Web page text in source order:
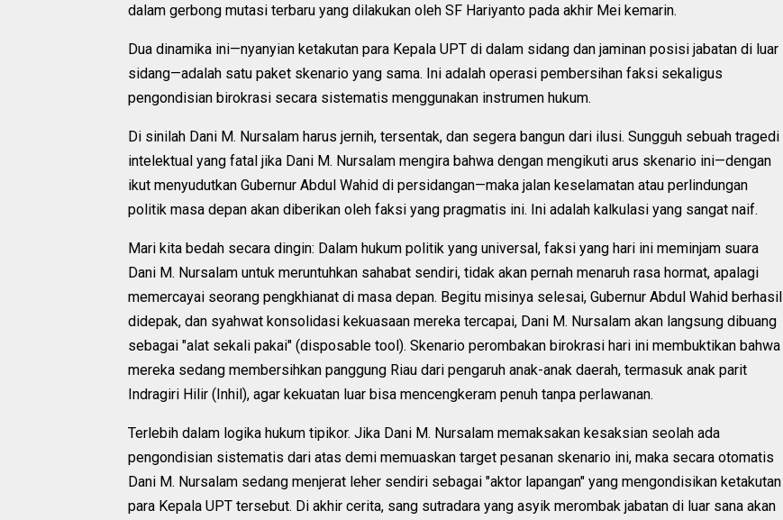
dalam gerbong mutasi terbaru yang dilakukan oleh SF Hariyanto pada akhir Mei kemarin.
Dua dinamika ini—nyanyian ketakutan para Kepala UPT di dalam sidang dan jaminan posisi jabatan di luar
sidang—adalah satu paket skenario yang sama. Ini adalah operasi pembersihan faksi sekaligus
pengondisian birokrasi secara sistematis menggunakan instrumen hukum.
Di sinilah Dani M. Nursalam harus jernih, tersentak, dan segera bangun dari ilusi. Sungguh sebuah tragedi
intelektual yang fatal jika Dani M. Nursalam mengira bahwa dengan mengikuti arus skenario ini—dengan
ikut menyudutkan Gubernur Abdul Wahid di persidangan—maka jalan keselamatan atau perlindungan
politik masa depan akan diberikan oleh faksi yang pragmatis ini. Ini adalah kalkulasi yang sangat naif.
Mari kita bedah secara dingin: Dalam hukum politik yang universal, faksi yang hari ini meminjam suara
Dani M. Nursalam untuk meruntuhkan sahabat sendiri, tidak akan pernah menaruh rasa hormat, apalagi
memercayai seorang pengkhianat di masa depan. Begitu misinya selesai, Gubernur Abdul Wahid berhasil
didepak, dan syahwat konsolidasi kekuasaan mereka tercapai, Dani M. Nursalam akan langsung dibuang
sebagai "alat sekali pakai" (disposable tool). Skenario perombakan birokrasi hari ini membuktikan bahwa
mereka sedang membersihkan panggung Riau dari pengaruh anak-anak daerah, termasuk anak parit
Indragiri Hilir (Inhil), agar kekuatan luar bisa mencengkeram penuh tanpa perlawanan.
Terlebih dalam logika hukum tipikor. Jika Dani M. Nursalam memaksakan kesaksian seolah ada
pengondisian sistematis dari atas demi memuaskan target pesanan skenario ini, maka secara otomatis
Dani M. Nursalam sedang menjerat leher sendiri sebagai "aktor lapangan" yang mengondisikan ketakutan
para Kepala UPT tersebut. Di akhir cerita, sang sutradara yang asyik merombak jabatan di luar sana akan